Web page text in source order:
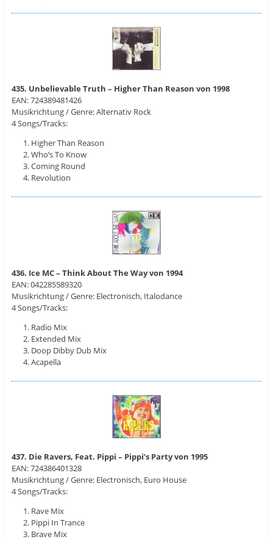
435. Unbelievable Truth – Higher Than Reason von 1998
EAN: 724389481426
Musikrichtung / Genre: Alternativ Rock
4 Songs/Tracks:
Higher Than Reason
Who’s To Know
Coming Round
Revolution
436. Ice MC – Think About The Way von 1994
EAN: 042285589320
Musikrichtung / Genre: Electronisch, Italodance
4 Songs/Tracks:
Radio Mix
Extended Mix
Doop Dibby Dub Mix
Acapella
437. Die Ravers, Feat. Pippi – Pippi’s Party von 1995
EAN: 724386401328
Musikrichtung / Genre: Electronisch, Euro House
4 Songs/Tracks:
Rave Mix
Pippi In Trance
Brave Mix